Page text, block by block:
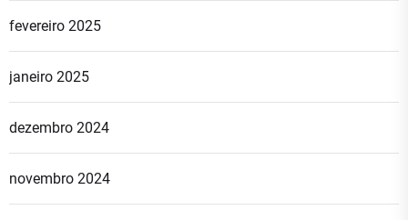
fevereiro 2025
janeiro 2025
dezembro 2024
novembro 2024